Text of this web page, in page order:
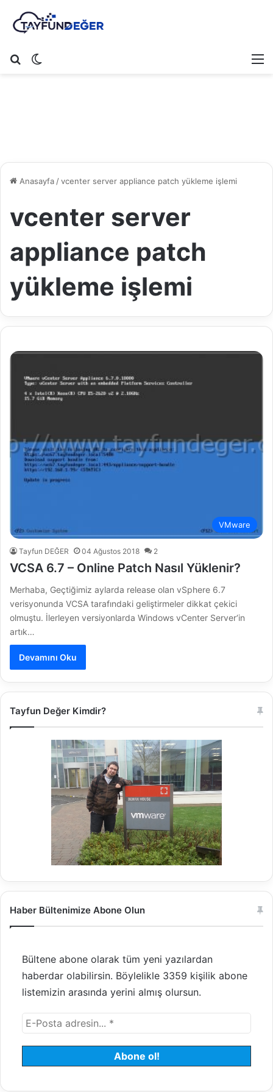
Arama yap ...
Anasayfa/vcenter server appliance patch yükleme işlemi
vcenter server
appliance patch
yükleme işlemi
VMware
Tayfun DEĞER 04 Ağustos 2018 2
VCSA 6.7 – Online Patch Nasıl Yüklenir?
Merhaba, Geçtiğimiz aylarda release olan vSphere 6.7
verisyonunda VCSA tarafındaki geliştirmeler dikkat çekici
olmuştu. İlerleyen versiyonlarda Windows vCenter Server‘in
artık…
Devamını Oku
Tayfun Değer Kimdir?
Haber Bültenimize Abone Olun
Bültene abone olarak tüm yeni yazılardan
haberdar olabilirsin. Böylelikle 3359 kişilik abone
listemizin arasında yerini almış olursun.